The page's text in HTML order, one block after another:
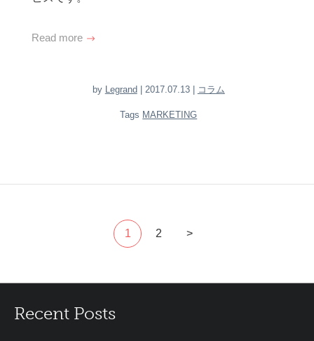
Read more
by Legrand | 2017.07.13 | コラム
Tags MARKETING
1 2 >
Recent Posts